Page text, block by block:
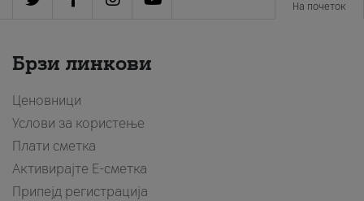
На почеток
Брзи линкови
Ценовници
Услови за користење
Плати сметка
Активирајте Е-сметка
Припејд регистрација